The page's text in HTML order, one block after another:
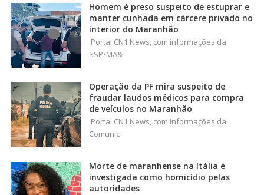
Homem é preso suspeito de estuprar e
manter cunhada em cárcere privado no
interior do Maranhão
Portal CN1 News, com informações da
SSP/MA&
Operação da PF mira suspeito de
fraudar laudos médicos para compra
de veículos no Maranhão
Portal CN1 News, com informações da
Comunic
Morte de maranhense na Itália é
investigada como homicídio pelas
autoridades